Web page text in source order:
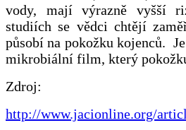
vody, mají výrazně vyšší
studiích se vědci chtějí
působí na pokožku kojenců.
mikrobiální film, který
Zdroj:
http://www.jacionline.org/